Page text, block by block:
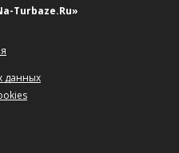
Turbaze.Ru»
данных